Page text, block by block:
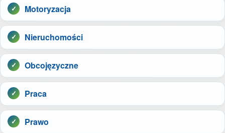
Motoryzacja
Nieruchomości
Obcojęzyczne
Praca
Prawo